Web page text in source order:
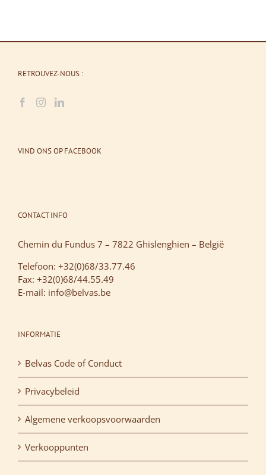
RETROUVEZ-NOUS :
VIND ONS OP FACEBOOK
CONTACT INFO
Chemin du Fundus 7 – 7822 Ghislenghien – België
Telefoon: +32(0)68/33.77.46
Fax: +32(0)68/44.55.49
E-mail: info@belvas.be
INFORMATIE
Belvas Code of Conduct
Privacybeleid
Algemene verkoopsvoorwaarden
Verkooppunten